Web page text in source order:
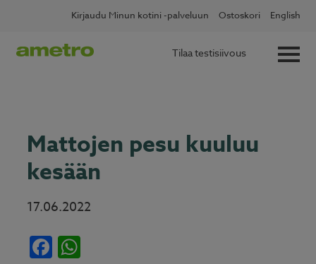
content
Kirjaudu Minun kotini -palveluun Ostoskori English
Tilaa testisiivous
Kotitalousvähennys nyt 60 % Lue lisää ✖
Mattojen pesu kuuluu
kesään
17.06.2022
Facebook